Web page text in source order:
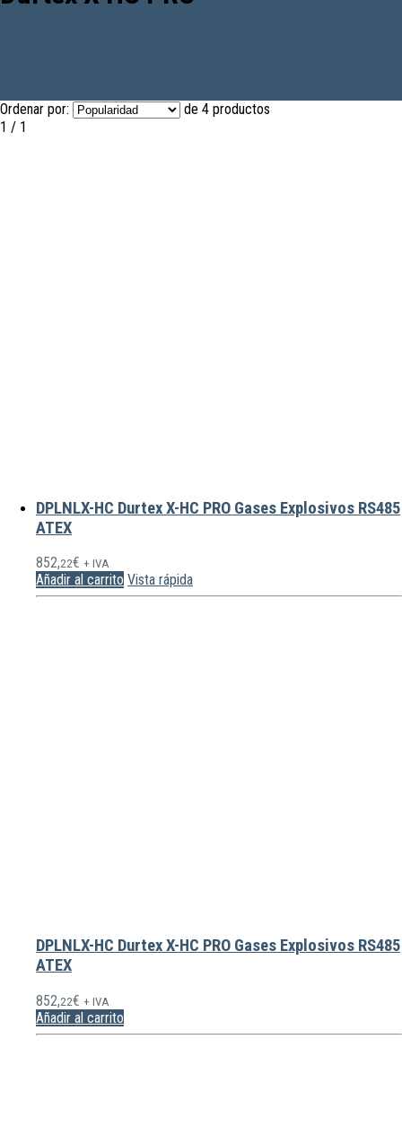
Ordenar por:
de 4 productos
1 / 1
DPLNLX-HC Durtex X-HC PRO Gases Explosivos RS485
ATEX
852,22€ + IVA
Añadir al carrito Vista rápida
DPLNLX-HC Durtex X-HC PRO Gases Explosivos RS485
ATEX
852,22€ + IVA
Añadir al carrito